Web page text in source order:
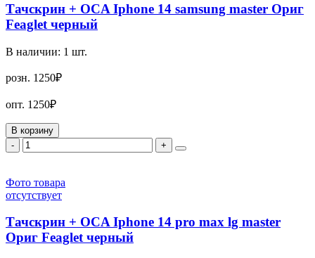
Тачскрин + OCA Iphone 14 samsung master Ориг
Feaglet черный
В наличии: 1 шт.
розн. 1250₽
опт. 1250₽
В корзину
-
+
Фото товара
отсутствует
Тачскрин + OCA Iphone 14 pro max lg master
Ориг Feaglet черный